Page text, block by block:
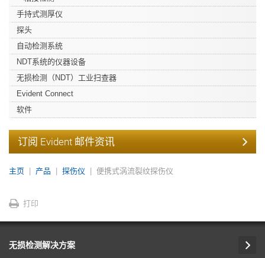
手持式测厚仪
探头
自动检测系统
NDT系统的仪器设备
无损检测（NDT）工业扫查器
Evident Connect
软件
订阅 Evident 邮件资讯
主页 产品 探伤仪 便携式涡流裂纹探伤仪
打印
无损检测解决方案